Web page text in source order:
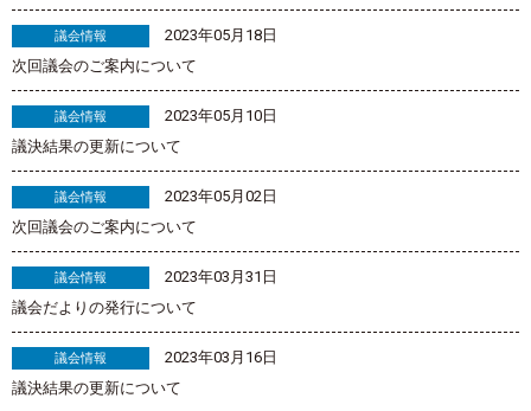
議会情報
2023年05月18日
次回議会のご案内について
議会情報
2023年05月10日
議決結果の更新について
議会情報
2023年05月02日
次回議会のご案内について
議会情報
2023年03月31日
議会だよりの発行について
議会情報
2023年03月16日
議決結果の更新について